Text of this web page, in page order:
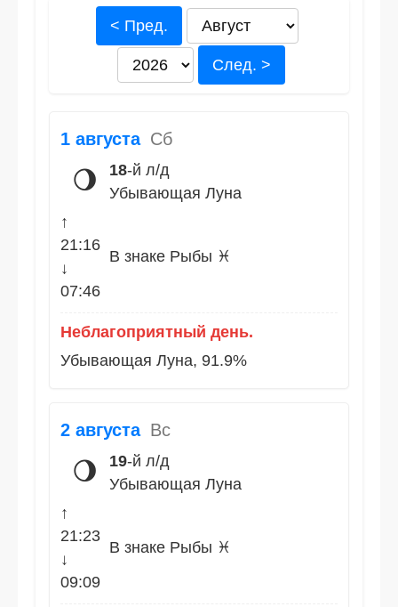
< Пред.
След. >
1 августа Сб
🌖 18-й л/д
Убывающая Луна
↑
21:16
↓
07:46
В знаке Рыбы ♓
Неблагоприятный день.
Убывающая Луна, 91.9%
2 августа Вс
🌖 19-й л/д
Убывающая Луна
↑
21:23
↓
09:09
В знаке Рыбы ♓